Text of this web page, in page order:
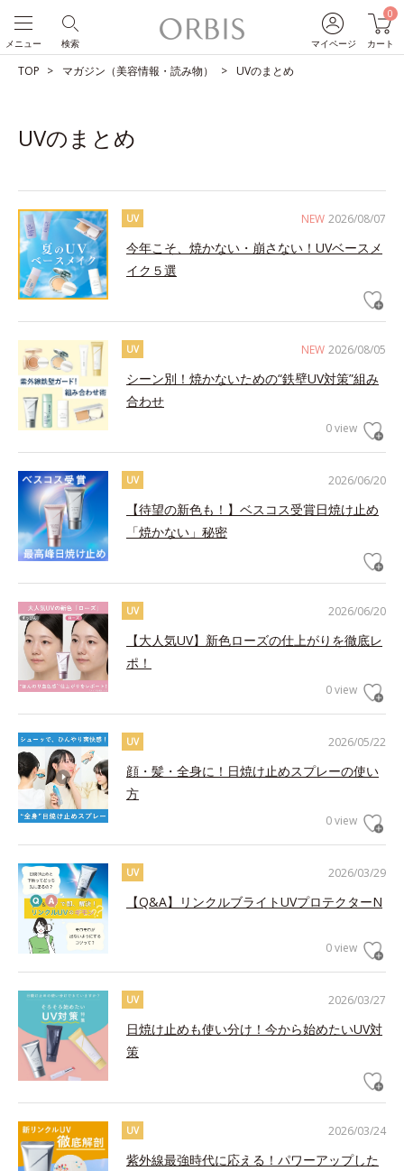
マイページ
0
カート
検索
メニュー
TOP マガジン（美容情報・読み物） UVのまとめ
UVのまとめ
NEW 2026/08/07
UV
今年こそ、焼かない・崩さない！UVベースメ
イク５選
NEW 2026/08/05
UV
シーン別！焼かないための“鉄壁UV対策”組み
合わせ
0 view
2026/06/20
UV
【待望の新色も！】ベスコス受賞日焼け止め
「焼かない」秘密
2026/06/20
UV
【大人気UV】新色ローズの仕上がりを徹底レ
ポ！
0 view
2026/05/22
UV
顔・髪・全身に！日焼け止めスプレーの使い
方
0 view
2026/03/29
UV
【Q&A】リンクルブライトUVプロテクターN
0 view
2026/03/27
UV
日焼け止めも使い分け！今から始めたいUV対
策
2026/03/24
UV
紫外線最強時代に応える！パワーアップした